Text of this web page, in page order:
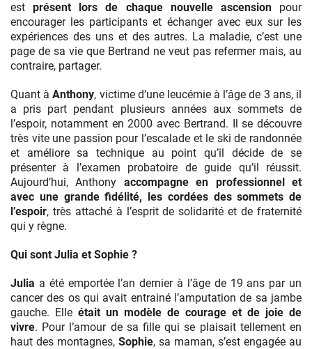
estprésent lors de chaque nouvelle ascensionpour
encourager les participants et échanger avec eux sur les
expériences des uns et des autres. La maladie, c’est une
page de sa vie que Bertrand ne veut pas refermer mais, au
contraire, partager.
Quant àAnthony, victime d’une leucémie à l’âge de 3 ans, il
a pris part pendant plusieurs années aux sommets de
l’espoir, notamment en 2000 avec Bertrand. Il se découvre
très vite une passion pour l’escalade et le ski de randonnée
et améliore sa technique au point qu’il décide de se
présenter à l’examen probatoire de guide qu’il réussit.
Aujourd’hui, Anthony accompagne en professionnel et
avec une grande fidélité, les cordées des sommets de
l’espoir, très attaché à l’esprit de solidarité et de fraternité
qui y règne.
Qui sont Julia et Sophie ?
Julia a été emportée l’an dernier à l’âge de 19 ans par un
cancer des os qui avait entrainé l’amputation de sa jambe
gauche. Elle était un modèle de courage et de joie de
vivre. Pour l’amour de sa fille qui se plaisait tellement en
haut des montagnes, Sophie, sa maman, s’est engagée au